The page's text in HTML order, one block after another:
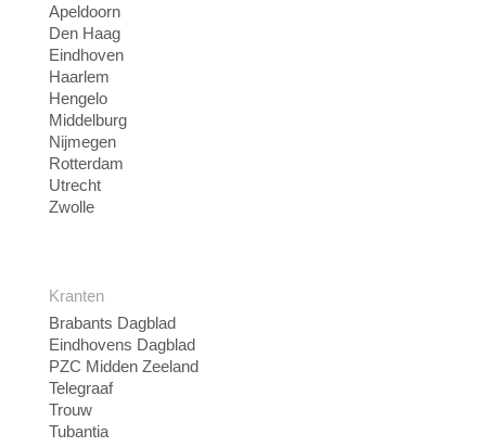
Apeldoorn
Den Haag
Eindhoven
Haarlem
Hengelo
Middelburg
Nijmegen
Rotterdam
Utrecht
Zwolle
Kranten
Brabants Dagblad
Eindhovens Dagblad
PZC Midden Zeeland
Telegraaf
Trouw
Tubantia